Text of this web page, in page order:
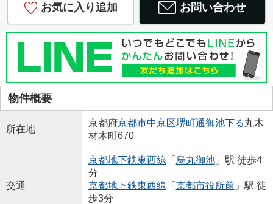
お気に入り追加 お問い合わせ
物件概要
所在地
京都府京都市中京区堺町通御池下る丸木
材木町670
交通
京都地下鉄東西線 「 烏丸御池」駅 徒歩4
分
京都地下鉄東西線 「 京都市役所前」駅 徒
歩3分